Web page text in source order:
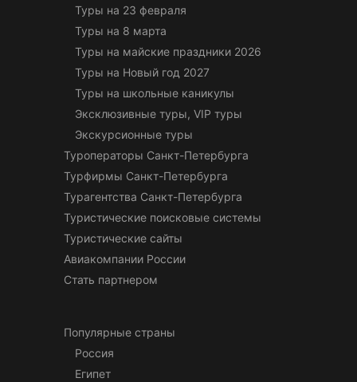
Туры на 23 февраля
Туры на 8 марта
Туры на майские праздники 2026
Туры на Новый год 2027
Туры на школьные каникулы
Эксклюзивные туры, VIP туры
Экскурсионные туры
Туроператоры Санкт-Петербурга
Турфирмы Санкт-Петербурга
Турагентства Санкт-Петербурга
Туристические поисковые системы
Туристические сайты
Авиакомпании России
Стать партнером
Популярные страны
Россия
Египет